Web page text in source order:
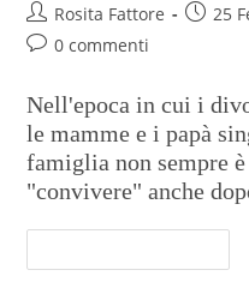
Rosita Fattore 25
0 commenti
Nell'epoca in cui i
le mamme e i papà
famiglia non sempre
"convivere" anche